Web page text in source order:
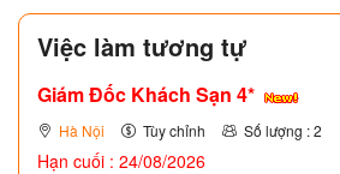
Việc làm tương tự
Giám Đốc Khách Sạn 4*
Hà Nội Tùy chỉnh Số lượng : 2
Hạn cuối : 24/08/2026